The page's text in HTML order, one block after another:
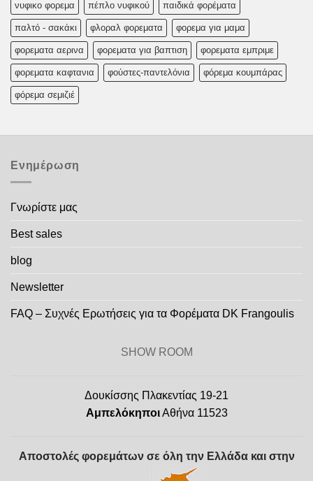
νυφικο φορεμα πέπλο νυφικού παιδικά φορέματα
παλτό - σακάκι φλοραλ φορεματα φορεμα για μαμα
φορεματα αερινα φορεματα για βαπτιση φορεματα εμπριμε
φορεματα καφτανια φούστες-παντελόνια φόρεμα κουμπάρας
φόρεμα σεμιζιέ
Ενημέρωση
Γνωρίστε μας
Best sales
blog
Newsletter
FAQ – Συχνές Ερωτήσεις για τα Φορέματα DK Frangoulis
SHOW ROOM
Δουκίσσης Πλακεντίας 19-21
ΑμπελόκηποιΑθήνα 11523
Αποστολές φορεμάτων σε όλη την Ελλάδα και στην